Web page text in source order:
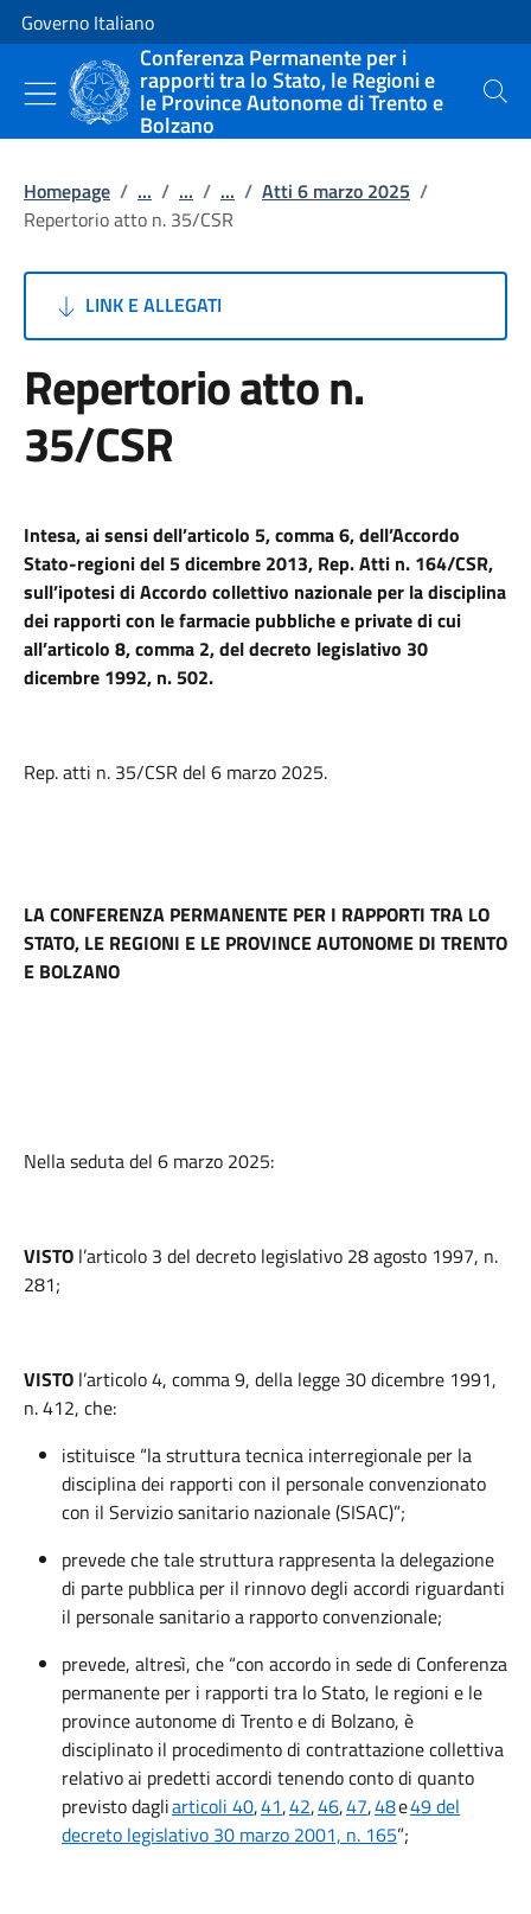
Vai al contenuto
Vai alla navigazione del sito
Governo Italiano
Conferenza Permanente per i
rapporti tra lo Stato, le Regioni e
le Province Autonome di Trento e
Bolzano
Cerca
Homepage / ... / ... / ... / Atti 6 marzo 2025 /
Repertorio atto n. 35/CSR
LINK E ALLEGATI
Repertorio atto n.
35/CSR
Intesa, ai sensi dell’articolo 5, comma 6, dell’Accordo
Stato-regioni del 5 dicembre 2013, Rep. Atti n. 164/CSR,
sull’ipotesi di Accordo collettivo nazionale per la disciplina
dei rapporti con le farmacie pubbliche e private di cui
all’articolo 8, comma 2, del decreto legislativo 30
dicembre 1992, n. 502.
Rep. atti n. 35/CSR del 6 marzo 2025.
LA CONFERENZA PERMANENTE PER I RAPPORTI TRA LO
STATO, LE REGIONI E LE PROVINCE AUTONOME DI TRENTO
E BOLZANO
Nella seduta del 6 marzo 2025:
VISTO l’articolo 3 del decreto legislativo 28 agosto 1997, n.
281;
VISTO l’articolo 4, comma 9, della legge 30 dicembre 1991,
n. 412, che:
istituisce “la struttura tecnica interregionale per la
disciplina dei rapporti con il personale convenzionato
con il Servizio sanitario nazionale (SISAC)”;
prevede che tale struttura rappresenta la delegazione
di parte pubblica per il rinnovo degli accordi riguardanti
il personale sanitario a rapporto convenzionale;
prevede, altresì, che “con accordo in sede di Conferenza
permanente per i rapporti tra lo Stato, le regioni e le
province autonome di Trento e di Bolzano, è
disciplinato il procedimento di contrattazione collettiva
relativo ai predetti accordi tenendo conto di quanto
previsto dagliarticoli 40,41,42,46,47,48e49 del
decreto legislativo 30 marzo 2001, n. 165”;